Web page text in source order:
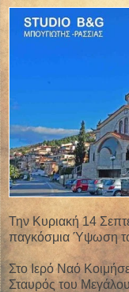
Την Κυριακή 14
παγκόσμια Ύψωση
Στο Ιερό Ναό
Σταυρός του